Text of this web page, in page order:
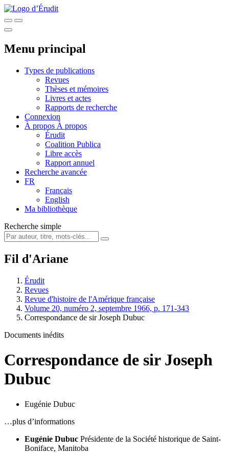
Menu principal
Types de publications
Revues
Thèses et mémoires
Livres et actes
Rapports de recherche
Connexion
À propos À propos
Érudit
Coalition Publica
Libre accès
Rapport annuel
Recherche avancée
FR
Français
English
Ma bibliothèque
Recherche simple
Fil d'Ariane
Érudit
Revues
Revue d'histoire de l'Amérique française
Volume 20, numéro 2, septembre 1966, p. 171-343
Correspondance de sir Joseph Dubuc
Documents inédits
Correspondance de sir Joseph
Dubuc
Eugénie Dubuc
…plus d’informations
Eugénie Dubuc Présidente de la Société historique de Saint-
Boniface, Manitoba